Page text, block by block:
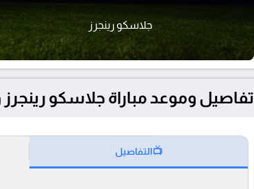
جلاسكو رينجرز
تفاصيل وموعد مباراة جلاسكو رينجرز و أتليتك بلباو
📺التفاصيل